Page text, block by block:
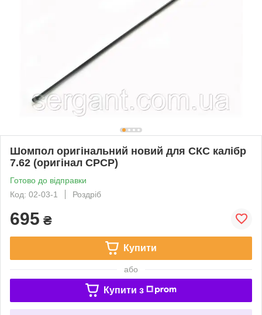
Шомпол оригінальний новий для СКС калібр
7.62 (оригінал СРСР)
Готово до відправки
Код: 02-03-1
Роздріб
695 ₴
Купити
або
Купити з